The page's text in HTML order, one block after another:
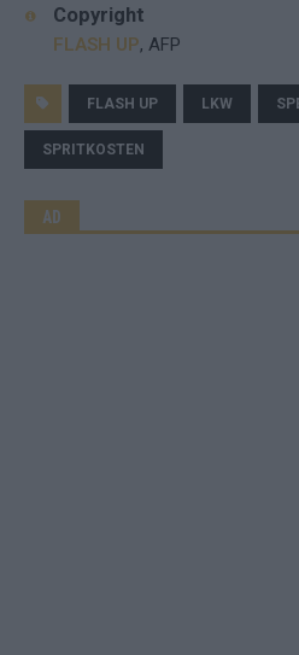
Copyright
FLASH UP, AFP
FLASH UP LKW
SPRITKOSTEN
AD